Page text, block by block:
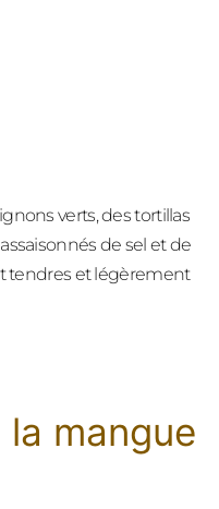
verts, des tortillas
de sel et de
tendres et légèrement
mangue